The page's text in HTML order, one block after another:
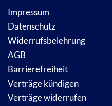
Impressum
Datenschutz
Widerrufsbelehrung
AGB
Barrierefreiheit
Verträge kündigen
Verträge widerrufen